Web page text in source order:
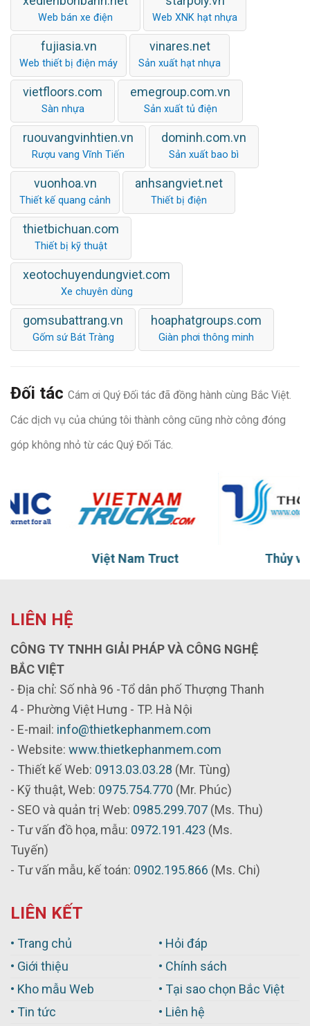
Web bán xe điện Web XNK hạt nhựa
fujiasia.vn
Web thiết bị điện máy
vinares.net
Sản xuất hạt nhựa
vietfloors.com
Sàn nhựa
emegroup.com.vn
Sản xuất tủ điện
ruouvangvinhtien.vn
Rượu vang Vĩnh Tiến
dominh.com.vn
Sản xuất bao bì
vuonhoa.vn
Thiết kế quang cảnh
anhsangviet.net
Thiết bị điện
thietbichuan.com
Thiết bị kỹ thuật
xeotochuyendungviet.com
Xe chuyên dùng
gomsubattrang.vn
Gốm sứ Bát Tràng
hoaphatgroups.com
Giàn phơi thông minh
Đối tác Cám ơi Quý Đối tác đã đồng hành cùng Bắc Việt.
Các dịch vụ của chúng tôi thành công cũng nhờ công đóng
góp không nhỏ từ các Quý Đối Tác.
Việt Nam Truct
LIÊN HỆ
CÔNG TY TNHH GIẢI PHÁP VÀ CÔNG NGHỆ
BẮC VIỆT
- Địa chỉ: Số nhà 96 -Tổ dân phố Thượng Thanh
4 - Phường Việt Hưng - TP. Hà Nội
- E-mail: info@thietkephanmem.com
- Website: www.thietkephanmem.com
- Thiết kế Web: 0913.03.03.28 (Mr. Tùng)
- Kỹ thuật, Web: 0975.754.770 (Mr. Phúc)
- SEO và quản trị Web: 0985.299.707 (Ms. Thu)
- Tư vấn đồ họa, mẫu: 0972.191.423 (Ms.
Tuyến)
- Tư vấn mẫu, kế toán: 0902.195.866 (Ms. Chi)
LIÊN KẾT
• Trang chủ
• Giới thiệu
• Kho mẫu Web
• Tin tức
• Hỏi đáp
• Chính sách
• Tại sao chọn Bắc Việt
• Liên hệ